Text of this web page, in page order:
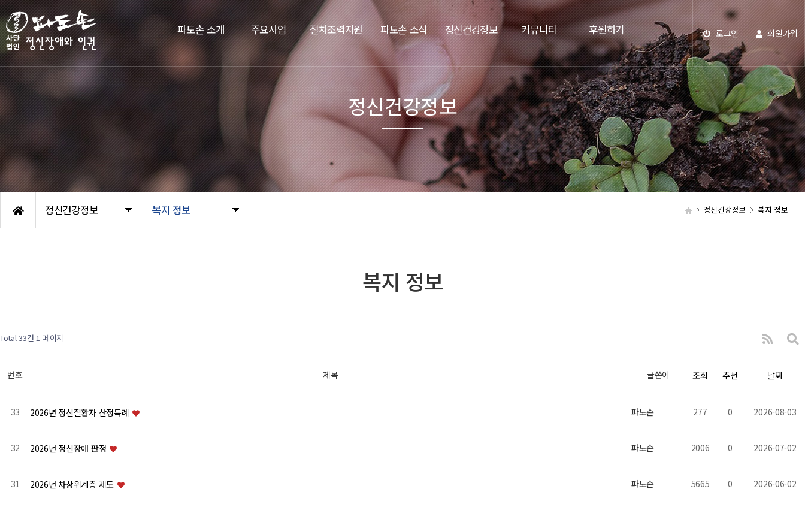
파도손 소개 주요사업 절차조력지원 파도손 소식 정신건강정보 커뮤니티 후원하기 로그인 회원가입
정신건강정보 복지 정보 정신건강정보 복지 정보
정신건강정보
복지 정보
Total 33건 1 페이지
번호 제목 글쓴이 조회 추천 날짜
33 2026년 정신질환자 산정특례 파도손 277 0 2026-08-03
32 2026년 정신장애 판정 파도손 2006 0 2026-07-02
31 2026년 차상위계층 제도 파도손 5665 0 2026-06-02